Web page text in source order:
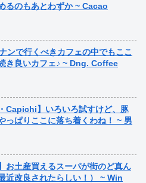
るのもあとわずか ~ Cacao
ンで行くべきカフェの中でもここ
き良いカフェ♪ ~ Dng. Coffee
Capichi】いろいろ試すけど、豚
っぱりここに落ち着くわね！ ~ 男
お土産買えるスーパが街のど真ん
近改良されたらしい！） ~ Win